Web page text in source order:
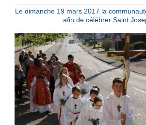
Le dimanche 19 mars 2017 la
afin de célébrer Saint